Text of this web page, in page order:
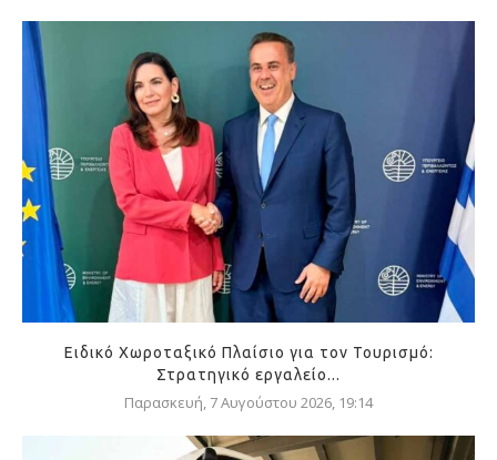
Ειδικό Χωροταξικό Πλαίσιο για τον Τουρισμό:
Στρατηγικό εργαλείο...
Παρασκευή, 7 Αυγούστου 2026, 19:14